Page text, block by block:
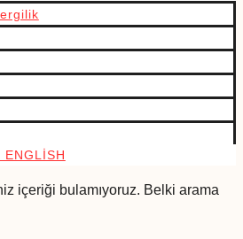
içeriği bulamıyoruz. Belki arama